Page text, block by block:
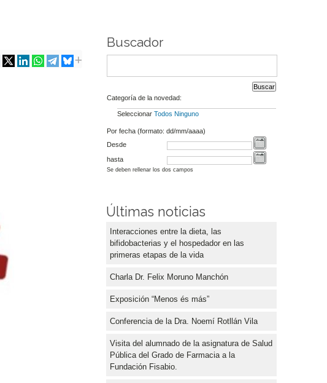
Buscador
Categoría de la novedad:
Seleccionar Todos Ninguno
Por fecha (formato: dd/mm/aaaa)
Desde
hasta
Se deben rellenar los dos campos
Últimas noticias
Interacciones entre la dieta, las
bifidobacterias y el hospedador en las
primeras etapas de la vida
Charla Dr. Felix Moruno Manchón
Exposición “Menos és más”
Conferencia de la Dra. Noemí Rotllán Vila
Visita del alumnado de la asignatura de Salud
Pública del Grado de Farmacia a la
Fundación Fisabio.